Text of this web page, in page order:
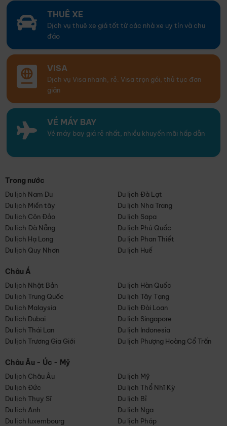
THUÊ XE
Dịch vụ thuê xe giá tốt từ các nhà xe uy tín và chu
đáo
VISA
Dịch vụ Visa nhanh, rẻ. Visa trọn gói, thủ tục đơn
giản
VÉ MÁY BAY
Vé máy bay giá rẻ nhất, nhiều khuyến mãi hấp dẫn
Trong nước
Du lịch Nam Du
Du lịch Đà Lạt
Du lịch Miền tây
Du lịch Nha Trang
Du lịch Côn Đảo
Du lịch Sapa
Du lịch Đà Nẵng
Du lịch Phú Quốc
Du lịch Hạ Long
Du lịch Phan Thiết
Du lịch Quy Nhơn
Du lịch Huế
Châu Á
Du lịch Nhật Bản
Du lịch Hàn Quốc
Du lịch Trung Quốc
Du lịch Tây Tạng
Du lịch Malaysia
Du lịch Đài Loan
Du lịch Dubai
Du lịch Singapore
Du lịch Thái Lan
Du lịch Indonesia
Du lịch Trương Gia Giới
Du lịch Phượng Hoàng Cổ Trấn
Châu Âu - Úc - Mỹ
Du lịch Châu Âu
Du lịch Mỹ
Du lịch Đức
Du lịch Thổ Nhĩ Kỳ
Du lịch Thụy Sĩ
Du lịch Bỉ
Du lịch Anh
Du lịch Nga
Du lịch luxembourg
Du lịch Pháp